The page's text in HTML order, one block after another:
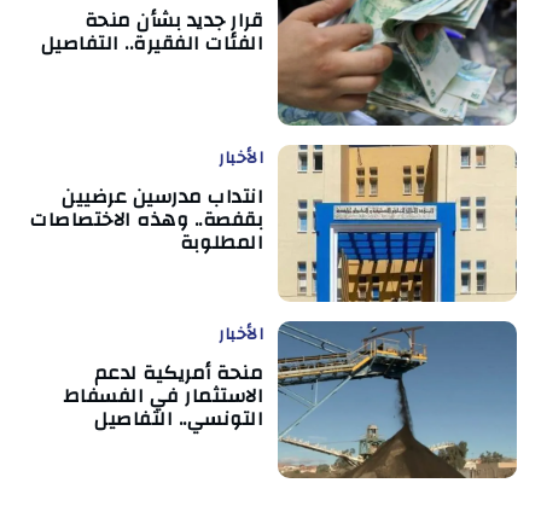
قرار جديد بشأن منحة
الفئات الفقيرة.. التفاصيل
الأخبار
انتداب مدرسين عرضيين
بقفصة.. وهذه الاختصاصات
المطلوبة
الأخبار
منحة أمريكية لدعم
الاستثمار في الفسفاط
التونسي.. التفاصيل